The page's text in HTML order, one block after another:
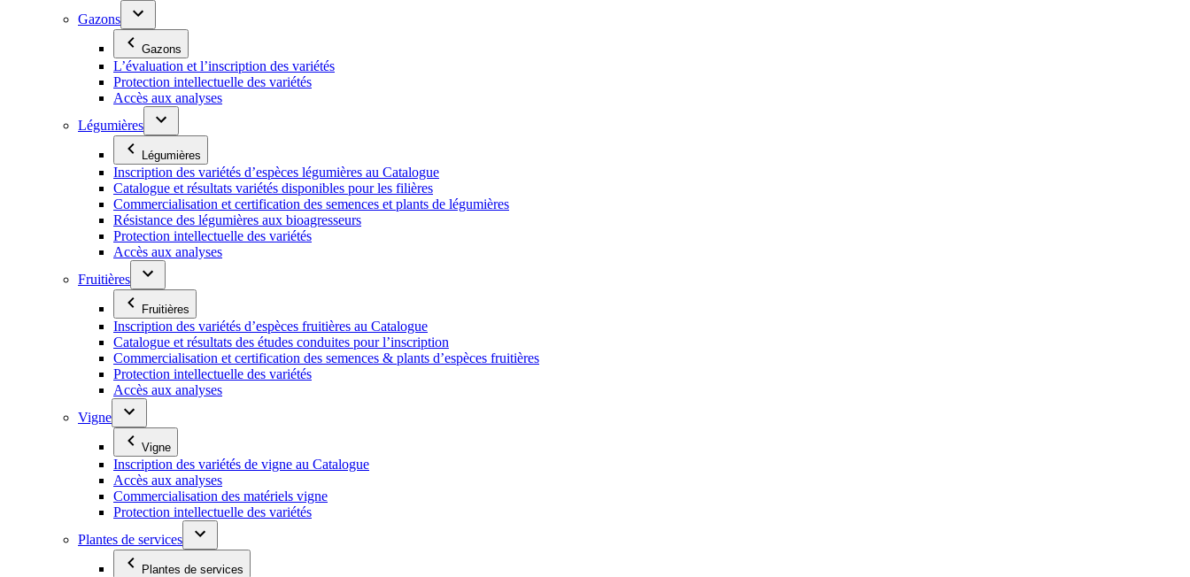
Gazons
Gazons
L’évaluation et l’inscription des variétés
Protection intellectuelle des variétés
Accès aux analyses
Légumières
Légumières
Inscription des variétés d’espèces légumières au Catalogue
Catalogue et résultats variétés disponibles pour les filières
Commercialisation et certification des semences et plants de légumières
Résistance des légumières aux bioagresseurs
Protection intellectuelle des variétés
Accès aux analyses
Fruitières
Fruitières
Inscription des variétés d’espèces fruitières au Catalogue
Catalogue et résultats des études conduites pour l’inscription
Commercialisation et certification des semences & plants d’espèces fruitières
Protection intellectuelle des variétés
Accès aux analyses
Vigne
Vigne
Inscription des variétés de vigne au Catalogue
Accès aux analyses
Commercialisation des matériels vigne
Protection intellectuelle des variétés
Plantes de services
Plantes de services